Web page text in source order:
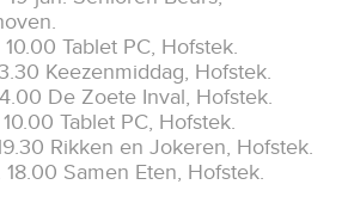
Tablet PC, Hofstek.
Keezenmiddag, Hofstek.
De Zoete Inval, Hofstek.
Tablet PC, Hofstek.
Rikken en Jokeren, Hofstek.
18.00 Samen Eten, Hofstek.